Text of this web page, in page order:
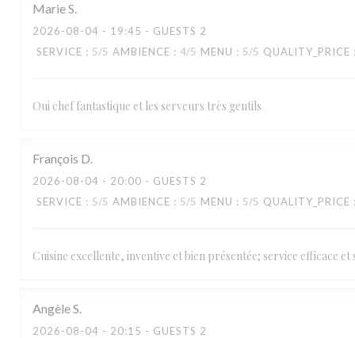
MarieS
2026-08-04 - 19:45 - GUESTS 2
SERVICE : 5/5 AMBIENCE : 4/5 MENU : 5/5 QUALITY_PRICE
Oui chef fantastique et les serveurs très gentils
François D
2026-08-04 - 20:00 - GUESTS 2
SERVICE : 5/5 AMBIENCE : 5/5 MENU : 5/5 QUALITY_PRICE
Cuisine excellente, inventive et bien présentée; service efficace et
AngèleS
2026-08-04 - 20:15 - GUESTS 2
LA TABLE DE CATUSSEAU